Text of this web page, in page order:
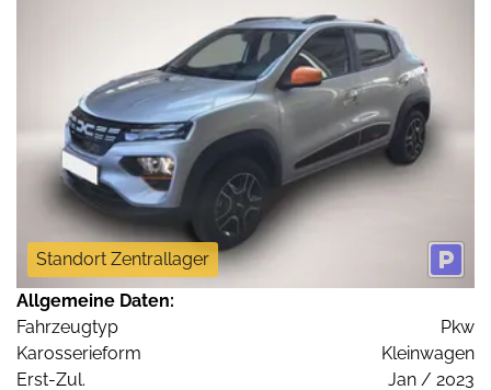
Standort Zentrallager
Allgemeine Daten:
Fahrzeugtyp
Pkw
Karosserieform
Kleinwagen
Erst-Zul.
Jan / 2023